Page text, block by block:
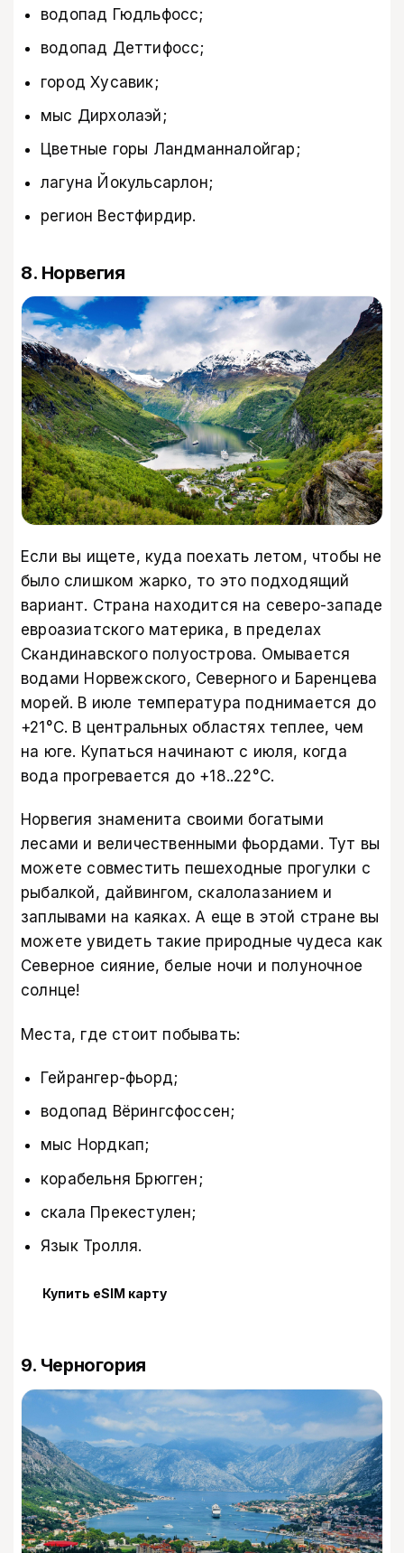
водопад Гюдльфосс;
водопад Деттифосс;
город Хусавик;
мыс Дирхолаэй;
Цветные горы Ландманналойгар;
лагуна Йокульсарлон;
регион Вестфирдир.
8. Норвегия
Если вы ищете, куда поехать летом, чтобы не
было слишком жарко, то это подходящий
вариант. Страна находится на северо-западе
евроазиатского материка, в пределах
Скандинавского полуострова. Омывается
водами Норвежского, Северного и Баренцева
морей. В июле температура поднимается до
+21°C. В центральных областях теплее, чем
на юге. Купаться начинают с июля, когда
вода прогревается до +18..22°C.
Норвегия знаменита своими богатыми
лесами и величественными фьордами. Тут вы
можете совместить пешеходные прогулки с
рыбалкой, дайвингом, скалолазанием и
заплывами на каяках. А еще в этой стране вы
можете увидеть такие природные чудеса как
Северное сияние, белые ночи и полуночное
солнце!
Места, где стоит побывать:
Гейрангер-фьорд;
водопад Вёрингсфоссен;
мыс Нордкап;
корабельня Брюгген;
скала Прекестулен;
Язык Тролля.
Купить eSIM карту
9. Черногория